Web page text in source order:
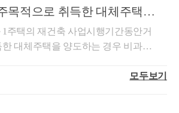
되며 이뿐 아니라빈집 및 소규모주
사업 의조합원인 경우도 포함됩니다.
현재 1주택 소유할 것대체주택을 취
의미합니다.이전에는 사업시행인가
서 (23년, 기획재정부재산-1270)대
」 제63조의2제1항제1호에 따른 조
경우에는 1년으로 한다. 이하 이 조
택 기간”이라 한다) 이내에 종전 주택
주택등이 조합원입주권 또는 주택분
택을 말한다.② 제1항을 적용할 때
목적으로 취득한 대체주택을
비과세 여부
주택의 재건축 사업시행기간동안거
대체주택을 양도하는 경우 비과세
: 2022.04.12.요 지장기임대주택과 그
모두보기